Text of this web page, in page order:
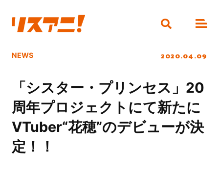
NEWS 2020.04.09
「シスター・プリンセス」20
周年プロジェクトにて新たに
VTuber“花穂”のデビューが決
定！！